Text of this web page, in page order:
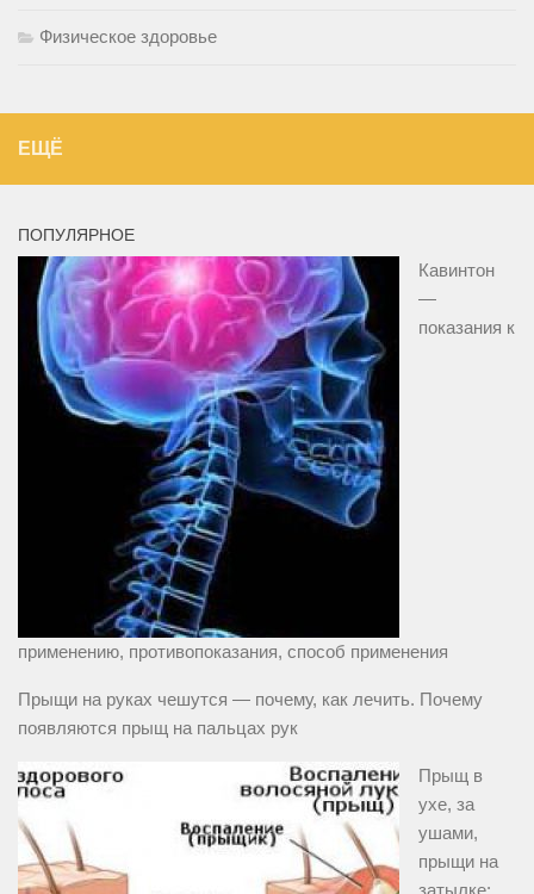
Физическое здоровье
ЕЩЁ
ПОПУЛЯРНОЕ
Кавинтон
—
показания к
применению, противопоказания, способ применения
Прыщи на руках чешутся — почему, как лечить. Почему
появляются прыщ на пальцах рук
Прыщ в
ухе, за
ушами,
прыщи на
затылке: